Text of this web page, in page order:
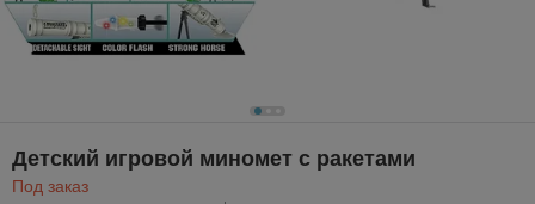
Детский игровой миномет с ракетами
Под заказ